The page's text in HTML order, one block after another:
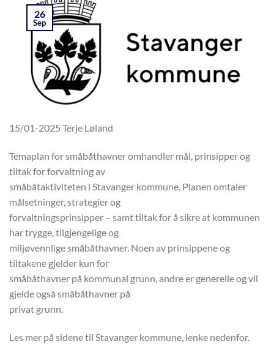
26
Sep
15/01-2025 Terje Løland
Temaplan for småbåthavner omhandler mål, prinsipper og
tiltak for forvaltning av
småbåtaktiviteten i Stavanger kommune. Planen omtaler
målsetninger, strategier og
forvaltningsprinsipper – samt tiltak for å sikre at kommunen
har trygge, tilgjengelige og
miljøvennlige småbåthavner. Noen av prinsippene og
tiltakene gjelder kun for
småbåthavner på kommunal grunn, andre er generelle og vil
gjelde også småbåthavner på
privat grunn.
Les mer på sidene til Stavanger kommune, lenke nedenfor.